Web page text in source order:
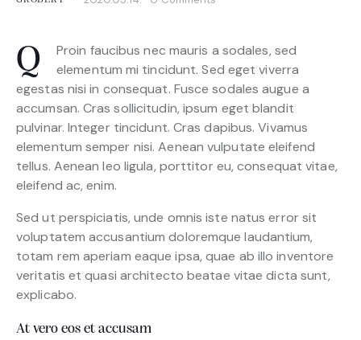
Q
Proin faucibus nec mauris a sodales, sed
elementum mi tincidunt. Sed eget viverra
egestas nisi in consequat. Fusce sodales augue a
accumsan. Cras sollicitudin, ipsum eget blandit
pulvinar. Integer tincidunt. Cras dapibus. Vivamus
elementum semper nisi. Aenean vulputate eleifend
tellus. Aenean leo ligula, porttitor eu, consequat vitae,
eleifend ac, enim.
Sed ut perspiciatis, unde omnis iste natus error sit
voluptatem accusantium doloremque laudantium,
totam rem aperiam eaque ipsa, quae ab illo inventore
veritatis et quasi architecto beatae vitae dicta sunt,
explicabo.
At vero eos et accusam